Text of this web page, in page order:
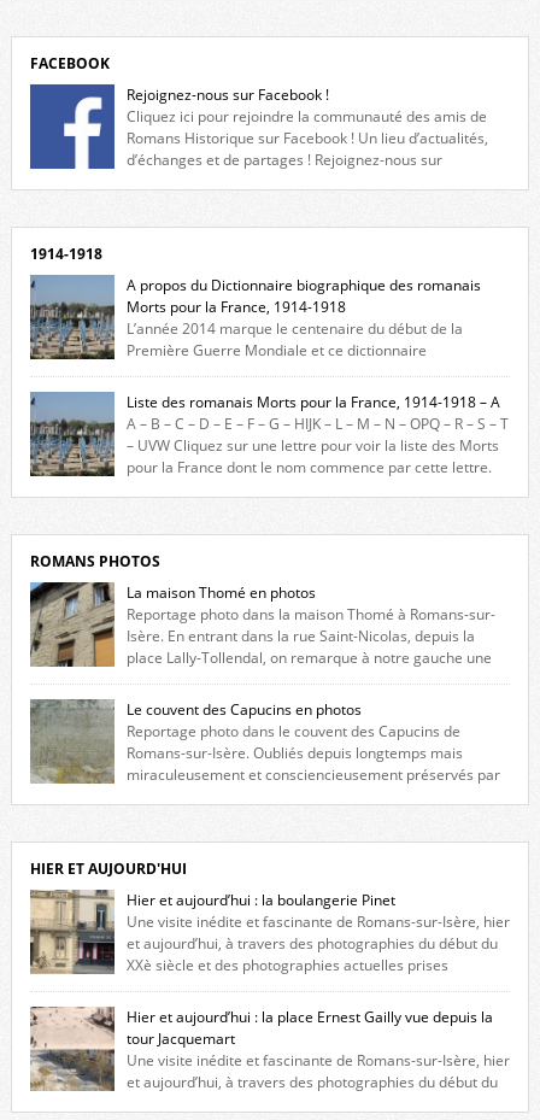
FACEBOOK
Rejoignez-nous sur Facebook !
Cliquez ici pour rejoindre la communauté des amis de
Romans Historique sur Facebook ! Un lieu d’actualités,
d’échanges et de partages ! Rejoignez-nous sur
1914-1918
A propos du Dictionnaire biographique des romanais
Morts pour la France, 1914-1918
L’année 2014 marque le centenaire du début de la
Première Guerre Mondiale et ce dictionnaire
biographique veut rendre hommage aux romanais Morts pour la
France durant ce conflit. La base de cette recherche historique est
constituée des noms gravés sur les plaques commémoratives de
l’Hôtel de Ville, du lycée du Dauphiné et du lycée Triboulet, […]
Liste des romanais Morts pour la France, 1914-1918 – A
A – B – C – D – E – F – G – HIJK – L – M – N – OPQ – R – S – T
– UVW Cliquez sur une lettre pour voir la liste des Morts
pour la France dont le nom commence par cette lettre.
ROMANS PHOTOS
La maison Thomé en photos
Reportage photo dans la maison Thomé à Romans-sur-
Isère. En entrant dans la rue Saint-Nicolas, depuis la
place Lally-Tollendal, on remarque à notre gauche une
maison construite au XVIè siècle. Les deux façades sont ornées de
fenêtres jumelles à meneaux. Entre ces deux étages, on peut voir une
niche qui contient une statue de la Vierge. […]
Le couvent des Capucins en photos
Reportage photo dans le couvent des Capucins de
Romans-sur-Isère. Oubliés depuis longtemps mais
miraculeusement et consciencieusement préservés par
l’histoire de la redécouverte de vestiges du couvent des Capucins ! Petit
retour sur l’histoire […]
HIER ET AUJOURD'HUI
Hier et aujourd’hui : la boulangerie Pinet
Une visite inédite et fascinante de Romans-sur-Isère, hier
et aujourd’hui, à travers des photographies du début du
XXè siècle et des photographies actuelles prises
exactement dans le même cadre ! A l’angle de la place Jean Jaurès et de
l’avenue Victor Hugo (à côté d’Intermarché), à Romans. La boulangerie
Jules Pinet est inscrite dans le […]
Hier et aujourd’hui : la place Ernest Gailly vue depuis la
tour Jacquemart
Une visite inédite et fascinante de Romans-sur-Isère, hier
et aujourd’hui, à travers des photographies du début du